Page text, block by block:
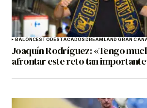
BALONCESTODESTACADOSDREAMLAND GRAN
Joaquín Rodríguez: «Tengo
afrontar este reto tan